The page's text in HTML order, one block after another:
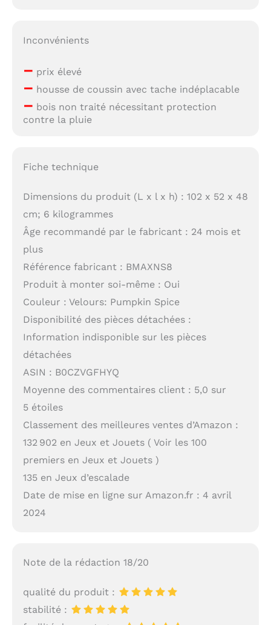
Inconvénients
– prix élevé
– housse de coussin avec tache indéplacable
– bois non traité nécessitant protection
contre la pluie
Fiche technique
Dimensions du produit (L x l x h) : 102 x 52 x 48
cm; 6 kilogrammes
Âge recommandé par le fabricant : 24 mois et
plus
Référence fabricant : BMAXNS8
Produit à monter soi-même : Oui
Couleur : Velours: Pumpkin Spice
Disponibilité des pièces détachées :
Information indisponible sur les pièces
détachées
ASIN : B0CZVGFHYQ
Moyenne des commentaires client : 5,0 sur
5 étoiles
Classement des meilleures ventes d’Amazon :
132 902 en Jeux et Jouets ( Voir les 100
premiers en Jeux et Jouets )
135 en Jeux d’escalade
Date de mise en ligne sur Amazon.fr : 4 avril
2024
Note de la rédaction 18/20
qualité du produit :
stabilité :